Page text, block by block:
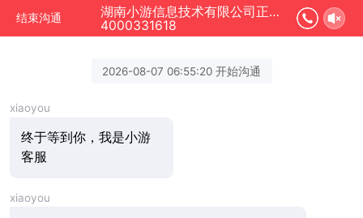
结束沟通
湖南小游信息技术有限公司正在为您服务
4000331618
2026-08-07 06:55:20 开始沟通
xiaoyou
终于等到你，我是小游
客服
xiaoyou